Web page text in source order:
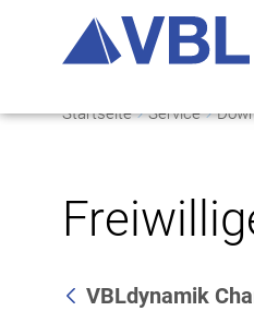
Startseite Service
VBLdynamik